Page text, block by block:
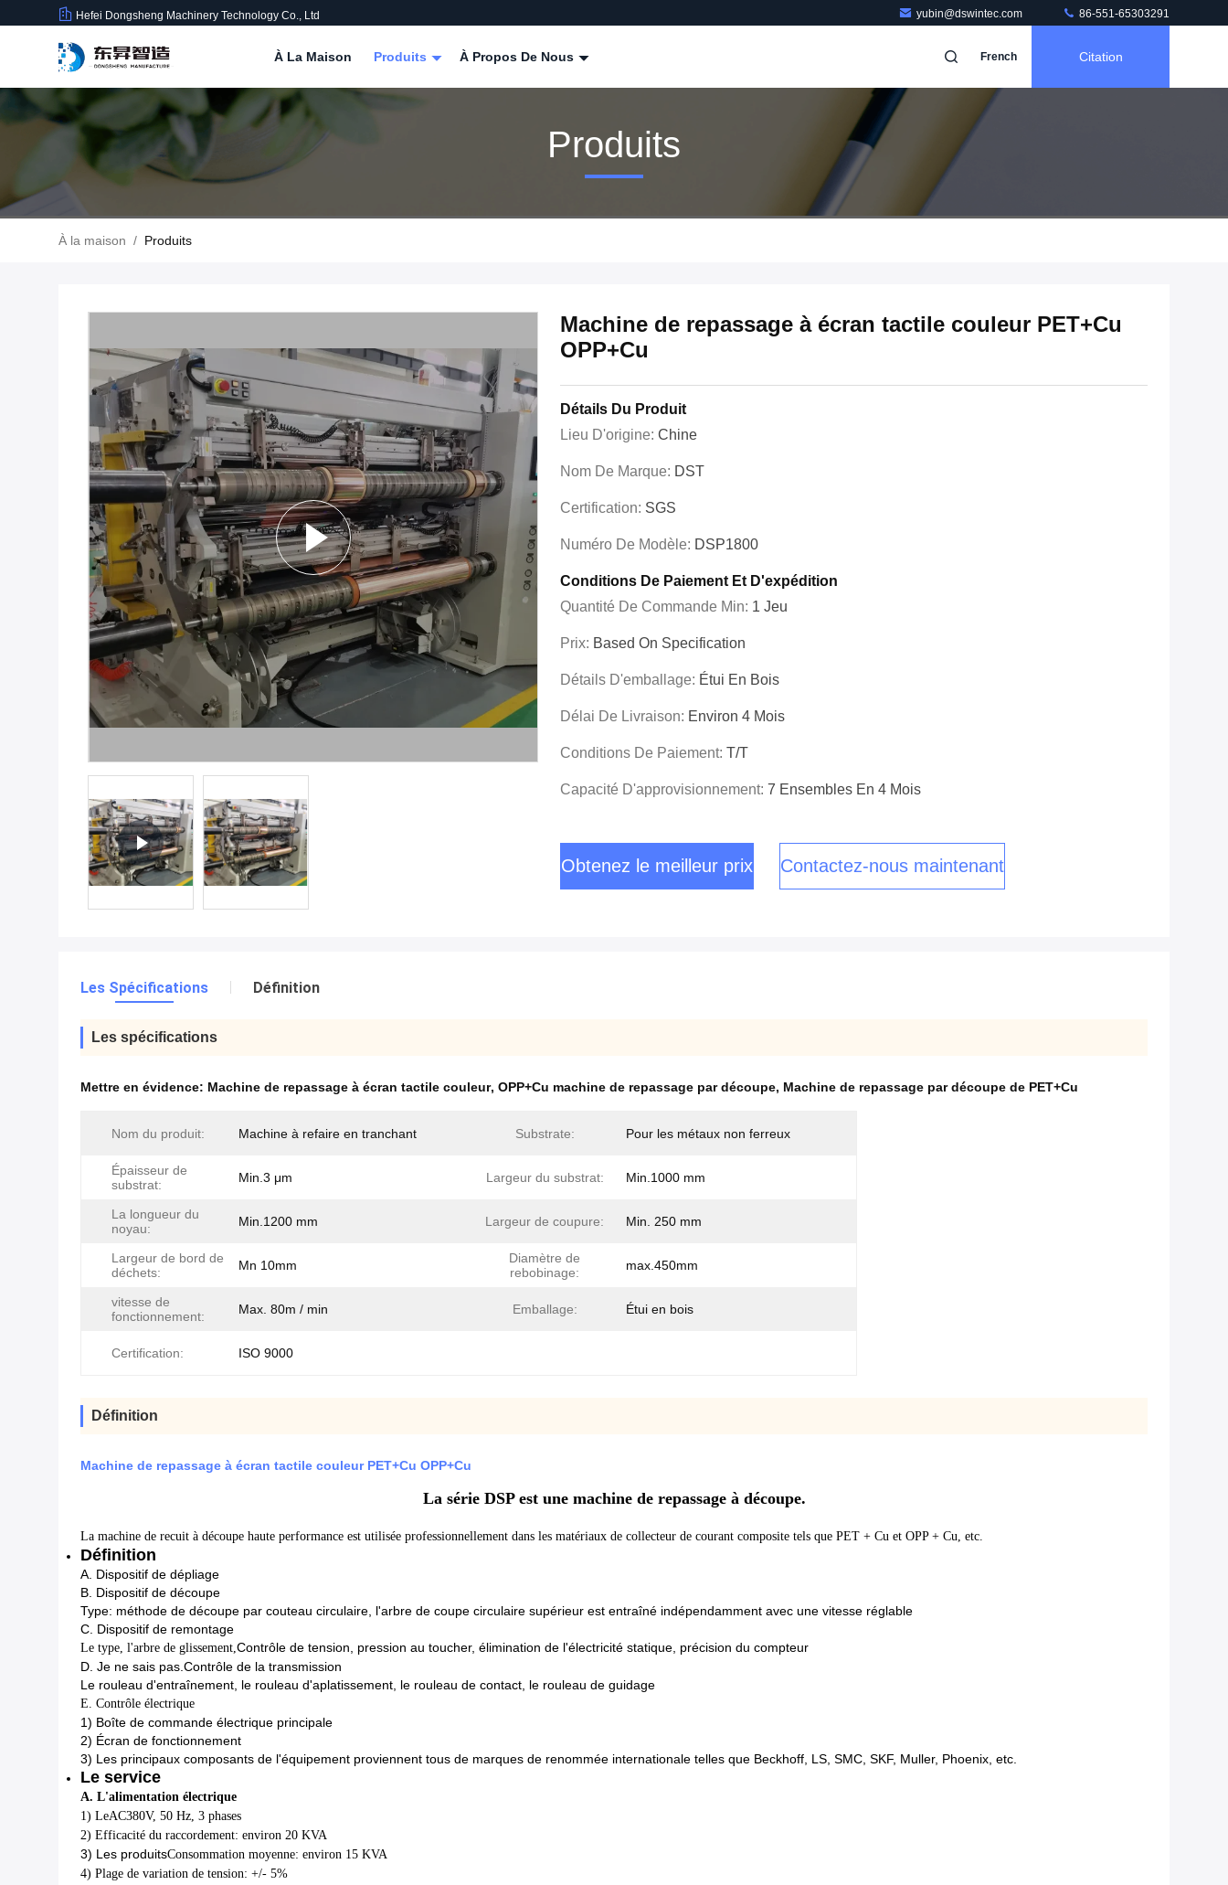
Hefei Dongsheng Machinery Technology Co., Ltd yubin@dswintec.com 86-551-65303291
À La Maison Produits À Propos De Nous French Citation
Produits
À la maison / Produits
Machine de repassage à écran tactile couleur PET+Cu
OPP+Cu
Détails Du Produit
Lieu D'origine: Chine
Nom De Marque: DST
Certification: SGS
Numéro De Modèle: DSP1800
Conditions De Paiement Et D'expédition
Quantité De Commande Min: 1 Jeu
Prix: Based On Specification
Détails D'emballage: Étui En Bois
Délai De Livraison: Environ 4 Mois
Conditions De Paiement: T/T
Capacité D'approvisionnement: 7 Ensembles En 4 Mois
Obtenez le meilleur prix Contactez-nous maintenant
Les Spécifications Définition
Les spécifications
Mettre en évidence: Machine de repassage à écran tactile couleur, OPP+Cu machine de repassage par découpe, Machine de repassage par découpe de PET+Cu
Nom du produit: Machine à refaire en tranchant Substrate: Pour les métaux non ferreux
Épaisseur de
substrat:
Min.3 μm Largeur du substrat: Min.1000 mm
La longueur du
noyau:
Min.1200 mm Largeur de coupure: Min. 250 mm
Largeur de bord de
déchets:
Mn 10mm
Diamètre de
rebobinage:
max.450mm
vitesse de
fonctionnement:
Max. 80m / min Emballage: Étui en bois
Certification: ISO 9000
Définition
Machine de repassage à écran tactile couleur PET+Cu OPP+Cu
La série DSP est une machine de repassage à découpe.
La machine de recuit à découpe haute performance est utilisée professionnellement dans les matériaux de collecteur de courant composite tels que PET + Cu et OPP + Cu, etc.
Définition
A. Dispositif de dépliage
B. Dispositif de découpe
Type: méthode de découpe par couteau circulaire, l'arbre de coupe circulaire supérieur est entraîné indépendamment avec une vitesse réglable
C. Dispositif de remontage
Le type, l'arbre de glissement,Contrôle de tension, pression au toucher, élimination de l'électricité statique, précision du compteur
D. Je ne sais pas. Contrôle de la transmission
Le rouleau d'entraînement, le rouleau d'aplatissement, le rouleau de contact, le rouleau de guidage
E. Contrôle électrique
1) Boîte de commande électrique principale
2) Écran de fonctionnement
3) Les principaux composants de l'équipement proviennent tous de marques de renommée internationale telles que Beckhoff, LS, SMC, SKF, Muller, Phoenix, etc.
Le service
A. L'alimentation électrique
1) LeAC380V, 50 Hz, 3 phases
2) Efficacité du raccordement: environ 20 KVA
3) Les produitsConsommation moyenne: environ 15 KVA
4) Plage de variation de tension: +/- 5%